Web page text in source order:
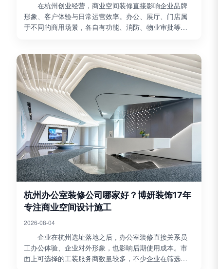
在杭州创业经营，商业空间装修直接影响企业品牌
形象、客户体验与日常运营效率。办公、展厅、门店属
于不同的商用场景，各自有功能、消防、物业审批等多
杭州办公室装修公司哪家好？博妍装饰17年
专注商业空间设计施工
2026-08-04
企业在杭州选址落地之后，办公室装修直接关系员
工办公体验、企业对外形象，也影响后期使用成本。市
面上可选择的工装服务商数量较多，不少企业在筛选杭